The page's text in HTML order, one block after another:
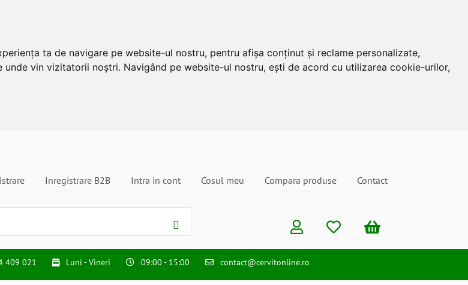
ta de navigare pe website-ul nostru, pentru afișa conținut și reclame personalizate,
vin vizitatorii noștri. Navigând pe website-ul nostru, ești de acord cu utilizarea cookie-urilor,
Inregistrare B2B Intra in cont Cosul meu Compara produse Contact
409 021 Luni - Vineri 09:00 - 15:00 contact@cervitonline.ro